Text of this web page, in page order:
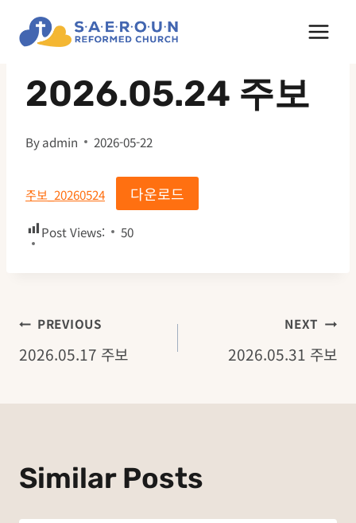
2026.05.24 주보
Byadmin 2026-05-22
주보_20260524 다운로드
Post Views: 50
글PREVIOUS
2026.05.17 주보
NEXT
2026.05.31 주보
Similar Posts